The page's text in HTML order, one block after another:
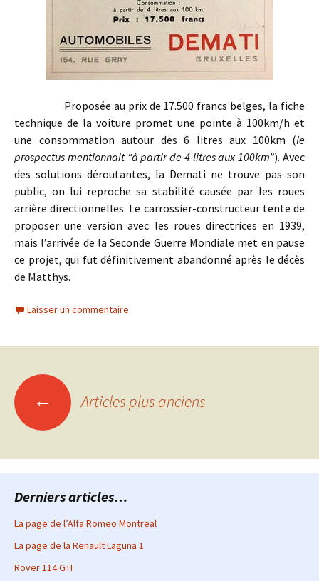
Proposée au prix de 17.500 francs belges, la fiche
technique de la voiture promet une pointe à 100km/h et
une consommation autour des 6 litres aux 100km (le
prospectus mentionnait “à partir de 4 litres aux 100km”). Avec
des solutions déroutantes, la Demati ne trouve pas son
public, on lui reproche sa stabilité causée par les roues
arrière directionnelles. Le carrossier-constructeur tente de
proposer une version avec les roues directrices en 1939,
mais l’arrivée de la Seconde Guerre Mondiale met en pause
ce projet, qui fut définitivement abandonné après le décès
de Matthys.
Laisser un commentaire
Navigation
des
articles
← Articles plus anciens
Derniers articles…
La page de l’Alfa Romeo Montreal
La page de la Renault Laguna 1
Rover 114 GTI